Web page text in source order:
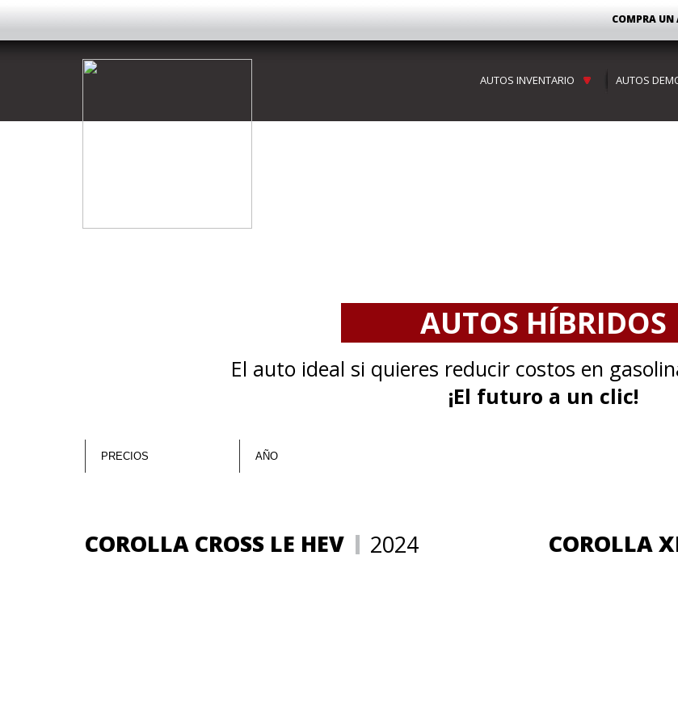
COMPRA UN
AUTOS INVENTARIO AUTOS
AUTOS HÍBRIDOS
El auto ideal si quieres reducir costos en
¡El futuro a un clic!
COROLLA CROSS LE HEV 2024 COROLLA